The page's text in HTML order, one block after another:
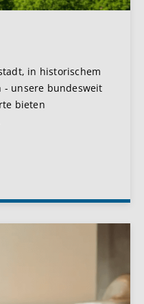
in historischem
- unsere bundesweit
bieten